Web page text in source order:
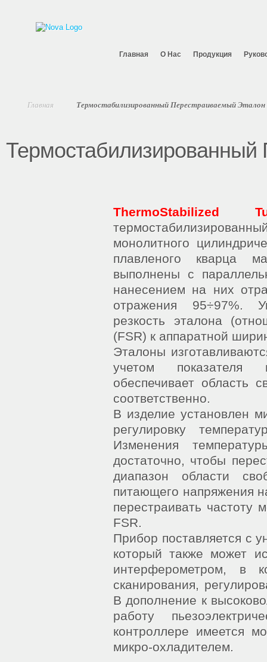
Главная O Нас Продукция
Главная Термостабилизированный Перестраиваемый Эталон
ThermoStabilized
монолитного
плавленого кварца
выполнены с
нанесением на них
отражения 95÷97%.
резкость эталона
(FSR) к аппаратной
Эталоны
учетом показателя
обеспечивает область
соответственно.
В изделие установлен
регулировку
Изменения
достаточно, чтобы
диапазон области
питающего напряжения
перестраивать частоту
FSR.
Прибор поставляется с
который также может
интерферометром, в
сканирования,
В дополнение к
работу
контроллере имеется
микро-охладителем.